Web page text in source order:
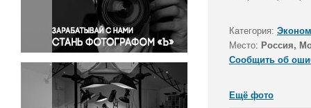
Правосудие
Происшествия и конфликты
Религия
Светская жизнь
Спорт
Экология
Категория:
Место: Россия,
Сообщить об
Ещё фото